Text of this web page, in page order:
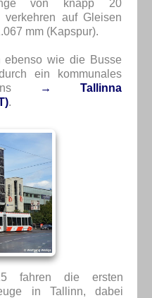
von knapp 20
verkehren auf Gleisen
mm (Kapspur).
ebenso wie die Busse
ein kommunales
→ Tallinna
.
fahren die ersten
in Tallinn, dabei